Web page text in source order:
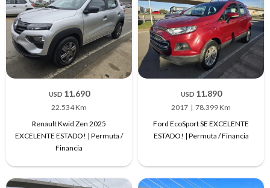
USD 11.690
22.534 Km
Renault Kwid Zen 2025
EXCELENTE ESTADO! | Permuta /
Financia
USD 11.890
2017
78.399 Km
Ford EcoSport SE EXCELENTE
ESTADO! | Permuta / Financia